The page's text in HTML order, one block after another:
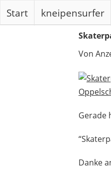
Start kneipensurfer
Von
Gerade
Danke